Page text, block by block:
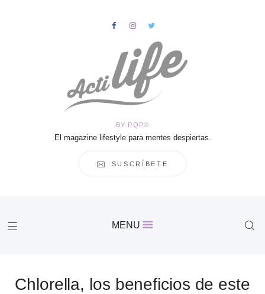
BY PQP®
El magazine lifestyle para mentes despiertas.
SUSCRÍBETE
MENU
Chlorella, los beneficios de este
HOME
Salud